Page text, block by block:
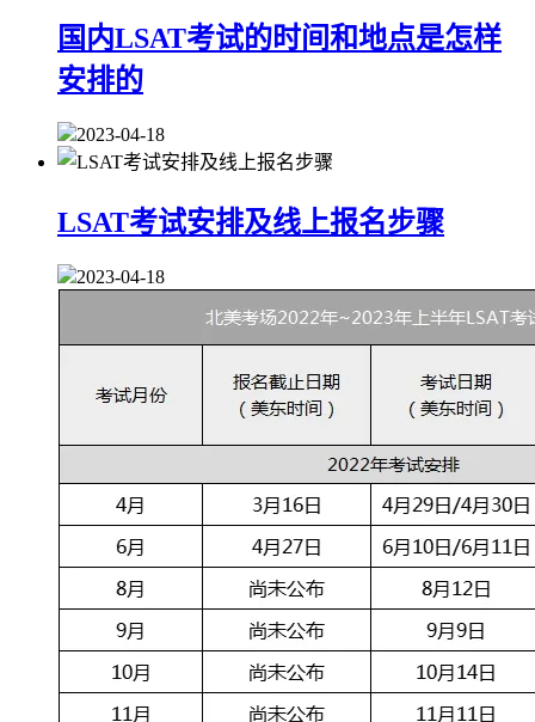
国内LSAT考试的时间和地点是怎样
安排的
2023-04-18
LSAT考试安排及线上报名步骤
2023-04-18